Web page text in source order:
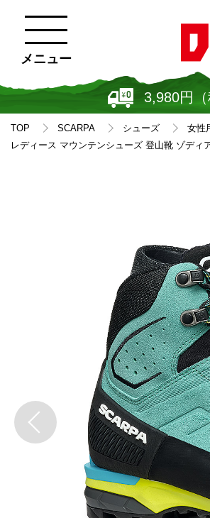
3,980円
メニュー
TOP SCARPA シューズ 女性
レディース マウンテンシューズ 登山靴 ゾディ